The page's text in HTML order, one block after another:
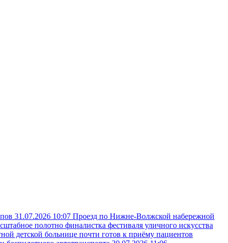
31.07.2026 10:07 Проезд по Нижне-Волжской набережной
полотно финалистка фестиваля уличного искусства
детской больнице почти готов к приёму пациентов